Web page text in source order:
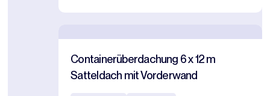
Containerüberdachung 6 x 12 m
Satteldach mit Vorderwand